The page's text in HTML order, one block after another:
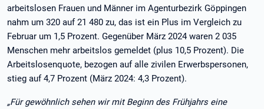
arbeitslosen Frauen und Männer im Agenturbezirk Göppingen
nahm um 320 auf 21 480 zu, das ist ein Plus im Vergleich zu
Februar um 1,5 Prozent. Gegenüber März 2024 waren 2 035
Menschen mehr arbeitslos gemeldet (plus 10,5 Prozent). Die
Arbeitslosenquote, bezogen auf alle zivilen Erwerbspersonen,
stieg auf 4,7 Prozent (März 2024: 4,3 Prozent).
„Für gewöhnlich sehen wir mit Beginn des Frühjahrs eine